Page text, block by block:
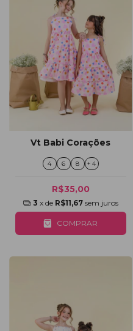
Vt Babi Corações
4 6 8 + 4
R$35,00
3 x de R$11,67 sem juros
COMPRAR